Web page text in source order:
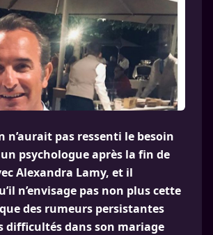
n’aurait pas ressenti le besoin
psychologue après la fin de
Alexandra Lamy, et il
n’envisage pas non plus cette
des rumeurs persistantes
difficultés dans son mariage